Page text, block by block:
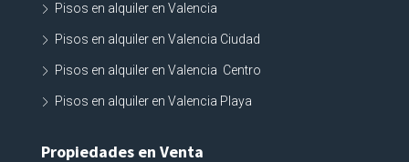
Pisos en alquiler en Valencia
Pisos en alquiler en Valencia Ciudad
Pisos en alquiler en Valencia Centro
Pisos en alquiler en Valencia Playa
Propiedades en Venta